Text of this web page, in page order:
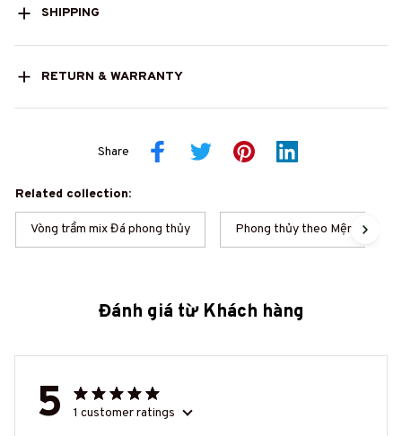
SHIPPING
RETURN & WARRANTY
Share
Related collection:
Vòng trầm mix Đá phong thủy Phong thủy theo Mệnh
Đánh giá từ Khách hàng
5 1 customer ratings